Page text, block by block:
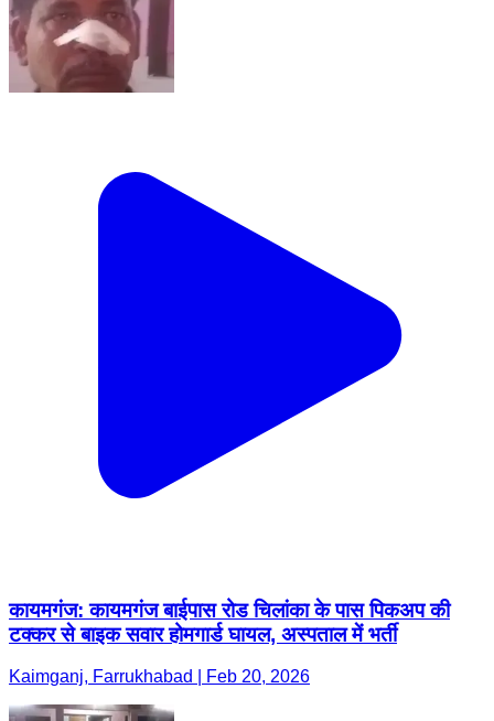
कायमगंज: कायमगंज बाईपास रोड चिलांका के पास पिकअप की
टक्कर से बाइक सवार होमगार्ड घायल, अस्पताल में भर्ती
Kaimganj, Farrukhabad | Feb 20, 2026